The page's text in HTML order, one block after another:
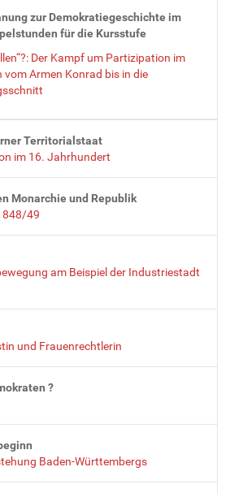
zur Demokratiegeschichte im
für die Kursstufe
Der Kampf um Partizipation im
Armen Konrad bis in die
Territorialstaat
im 16. Jahrhundert
Monarchie und Republik
49
am Beispiel der Industriestadt
und Frauenrechtlerin
?
Baden-Württembergs